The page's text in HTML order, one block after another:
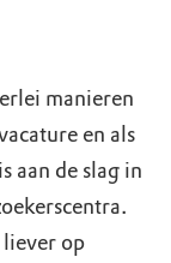
manieren
en als
aan de slag in
op